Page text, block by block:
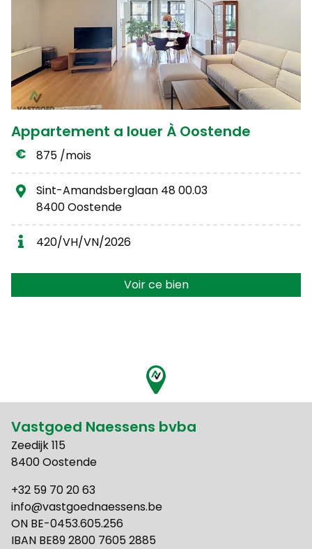
Appartement a louer À Oostende
875 /mois
Sint-Amandsberglaan 48 00.03
8400 Oostende
420/VH/VN/2026
Voir ce bien
Vastgoed Naessens bvba
Zeedijk 115
8400 Oostende
+32 59 70 20 63
info@vastgoednaessens.be
ON BE-0453.605.256
IBAN BE89 2800 7605 2885